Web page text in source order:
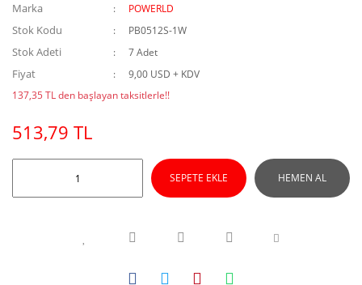
Marka POWERLD
Stok Kodu PB0512S-1W
Stok Adeti 7 Adet
Fiyat
9,00 USD + KDV
137,35 TL den başlayan taksitlerle!!
513,79 TL
SEPETE EKLE HEMEN AL